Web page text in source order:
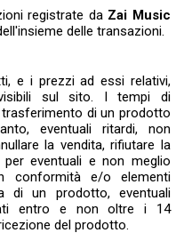
registrate da Zai Music
delle transazioni.
e i prezzi ad essi relativi,
sul sito. I tempi di
di un prodotto
eventuali ritardi, non
la vendita, rifiutare la
eventuali e non meglio
conformità e/o elementi
di un prodotto, eventuali
entro e non oltre i 14
del prodotto.